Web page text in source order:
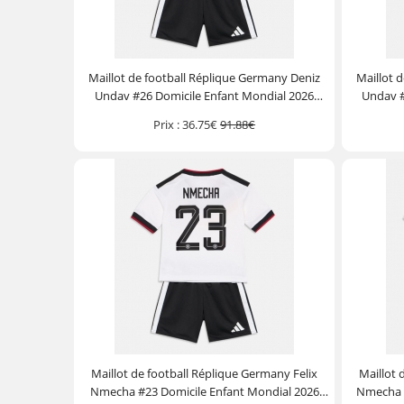
Maillot de football Réplique Germany Deniz
Undav #26 Domicile Enfant Mondial 2026
Prix :36.75€91.88€
Maillot
Undav
Maillot de football Réplique Germany Felix
Nmecha #23 Domicile Enfant Mondial 2026
Maillot